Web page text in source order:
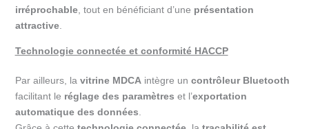
irréprochable, tout en bénéficiant d’une présentation
attractive.
Technologie connectée et conformité HACCP
Par ailleurs, la vitrine MDCAintègre un contrôleur Bluetooth
facilitant le réglage des paramètres et l’exportation
automatique des données